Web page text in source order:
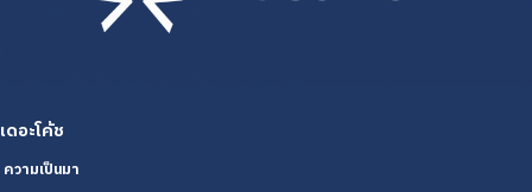
เดอะโค้ช
ความเป็นมา